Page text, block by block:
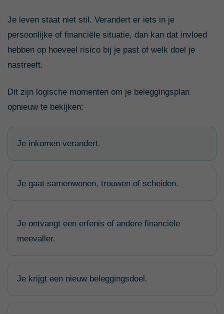
Je leven staat niet stil. Verandert er iets in je
persoonlijke of financiële situatie, dan kan dat invloed
hebben op hoeveel risico bij je past of welk doel je
nastreeft.
Dit zijn logische momenten om je beleggingsplan
opnieuw te bekijken:
Je inkomen verandert.
Je gaat samenwonen, trouwen of scheiden.
Je ontvangt een erfenis of andere financiële
meevaller.
Je krijgt een nieuw beleggingsdoel.